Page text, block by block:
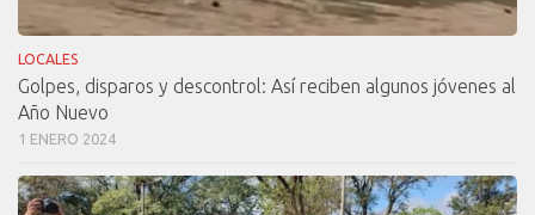
LOCALES
Golpes, disparos y descontrol: Así reciben algunos jóvenes al
Año Nuevo
1 ENERO 2024